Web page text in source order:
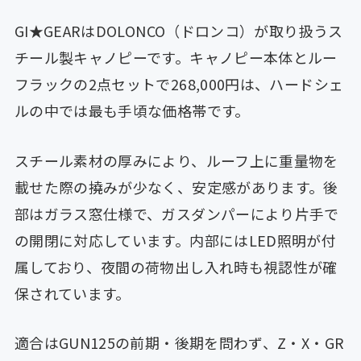
GI★GEARはDOLONCO（ドロンコ）が取り扱うス
チール製キャノピーです。キャノピー本体とルー
フラックの2点セットで268,000円は、ハードシェ
ルの中では最も手頃な価格帯です。
スチール素材の厚みにより、ルーフ上に重量物を
載せた際の撓みが少なく、安定感があります。後
部はガラス窓仕様で、ガスダンパーにより片手で
の開閉に対応しています。内部にはLED照明が付
属しており、夜間の荷物出し入れ時も視認性が確
保されています。
適合はGUN125の前期・後期を問わず、Z・X・GR